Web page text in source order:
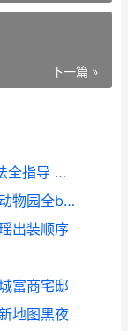
下一篇 »
城市建造游戏水电站赚钱宝典高效方法全指导 建造城市游戏大全下载
疯狂动物园代数猫头鹰抓捕宝典 疯狂动物园全boos
出装顺序
富商宅邸
地图黑夜